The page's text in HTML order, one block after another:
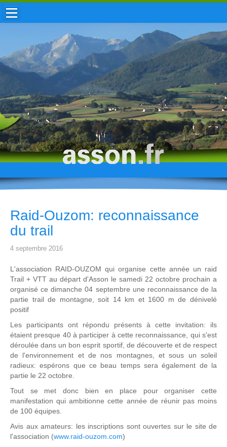
ACCUEIL / INFOS
MUNICIPALITÉ
VIE LOCALE
ENFANCE
TOURISME
HISTOIRE
Raid-Ouzom: reconnaissance
du trail
4 septembre 2016
L'association RAID-OUZOM qui organise cette année un raid
Trail + VTT au départ d'Asson le samedi 22 octobre prochain a
organisé ce dimanche 04 septembre une reconnaissance de la
partie trail de montagne, soit 14 km et 1600 m de dénivelé
positif
Les participants ont répondu présents à cette invitation: ils
étaient presque 40 à participer à cette reconnaissance, qui s'est
déroulée dans un bon esprit sportif, de découverte et de respect
de l'environnement et de nos montagnes, et sous un soleil
radieux: espérons que ce beau temps sera également de la
partie le 22 octobre.
Tout se met donc bien en place pour organiser cette
manifestation qui ambitionne cette année de réunir pas moins
de 100 équipes.
Avis aux amateurs: les inscriptions sont ouvertes sur le site de
l'association (www.raid-ouzom.com)